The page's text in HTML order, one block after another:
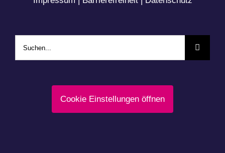
Suche
nach:
Cookie Einstellungen öffnen